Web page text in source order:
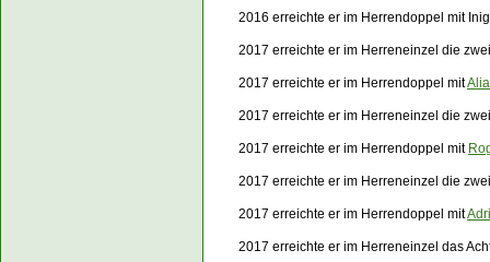
2016 erreichte er im Herrendoppel mit
2017 erreichte er im Herreneinzel die
2017 erreichte er im Herrendoppel mit
2017 erreichte er im Herreneinzel die
2017 erreichte er im Herrendoppel mit
2017 erreichte er im Herreneinzel die
2017 erreichte er im Herrendoppel mit
2017 erreichte er im Herreneinzel das